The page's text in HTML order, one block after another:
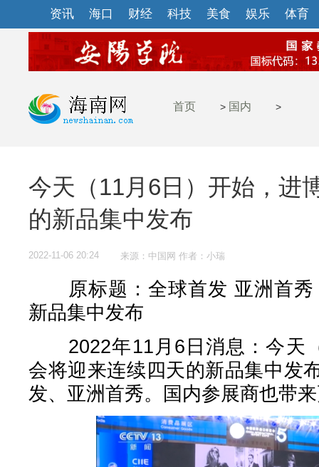
资讯 海口 财经 科技 美食 娱乐 体育
首页 > 国内 >
今天（11月6日）开始，进
的新品集中发布
2022-11-06 20:24 来源：中国网 作者：小瑞
原标题：全球首发 亚洲首秀
新品集中发布
2022年11月6日消息：今天
会将迎来连续四天的新品集中发
发、亚洲首秀。国内参展商也带